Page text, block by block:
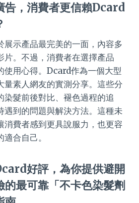
告，消費者更信賴Dcard
展示產品最完美的一面，內容多
片。不過，消費者在選擇產品
使用心得。Dcard作為一個大型
量素人網友的實測分享。這些分
染髮前後對比、褪色過程的追
遇到的問題與解決方法。這種未
消費者感到更具說服力，也更容
合自己。
好評，為你提供避開
的最可靠「不卡色染髮劑